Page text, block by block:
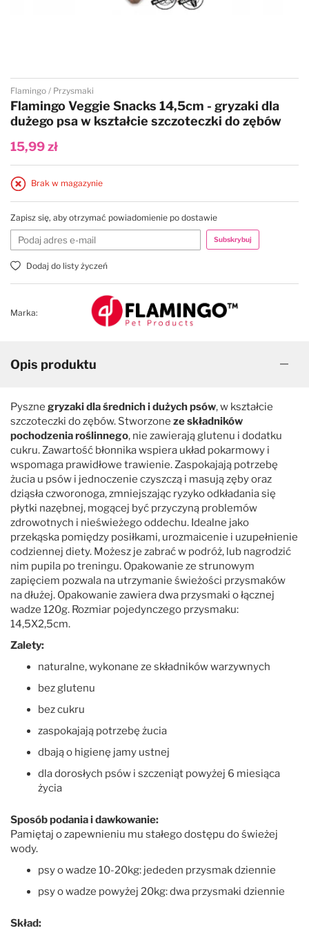
Przejdź na początek galerii
Flamingo Przysmaki
Flamingo Veggie Snacks 14,5cm - gryzaki dla
dużego psa w kształcie szczoteczki do zębów
15,99 zł
Brak w magazynie
Zapisz się, aby otrzymać powiadomienie po dostawie
Subskrybuj
Dodaj do listy życzeń
Marka:
Opis produktu
Pyszne gryzaki dla średnich i dużych psów, w kształcie
szczoteczki do zębów. Stworzone ze składników
pochodzenia roślinnego, nie zawierają glutenu i dodatku
cukru. Zawartość błonnika wspiera układ pokarmowy i
wspomaga prawidłowe trawienie. Zaspokajają potrzebę
żucia u psów i jednoczenie czyszczą i masują zęby oraz
dziąsła czworonoga, zmniejszając ryzyko odkładania się
płytki nazębnej, mogącej być przyczyną problemów
zdrowotnych i nieświeżego oddechu. Idealne jako
przekąska pomiędzy posiłkami, urozmaicenie i uzupełnienie
codziennej diety. Możesz je zabrać w podróż, lub nagrodzić
nim pupila po treningu. Opakowanie ze strunowym
zapięciem pozwala na utrzymanie świeżości przysmaków
na dłużej. Opakowanie zawiera dwa przysmaki o łącznej
wadze 120g. Rozmiar pojedynczego przysmaku:
14,5X2,5cm.
Zalety:
naturalne, wykonane ze składników warzywnych
bez glutenu
bez cukru
zaspokajają potrzebę żucia
dbają o higienę jamy ustnej
dla dorosłych psów i szczeniąt powyżej 6 miesiąca
życia
Sposób podania i dawkowanie:
Pamiętaj o zapewnieniu mu stałego dostępu do świeżej
wody.
psy o wadze 10-20kg: jededen przysmak dziennie
psy o wadze powyżej 20kg: dwa przysmaki dziennie
Skład: